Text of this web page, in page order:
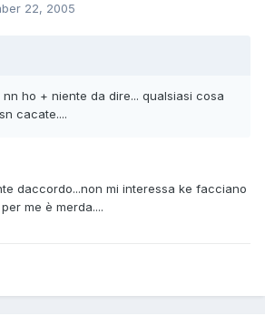
22, 2005
ho + niente da dire... qualsiasi cosa
cacate....
daccordo...non mi interessa ke facciano
me è merda....